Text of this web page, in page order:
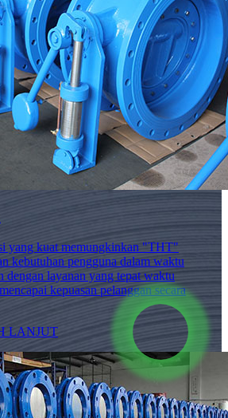
yang kuat memungkinkan "THT"
kebutuhan pengguna dalam waktu
dengan layanan yang tepat waktu
kepuasan pelanggan secara
LANJUT